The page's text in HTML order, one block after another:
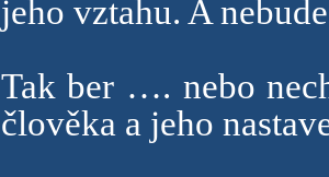
jeho vztahu. A
Tak ber …. nebo
člověka a jeho